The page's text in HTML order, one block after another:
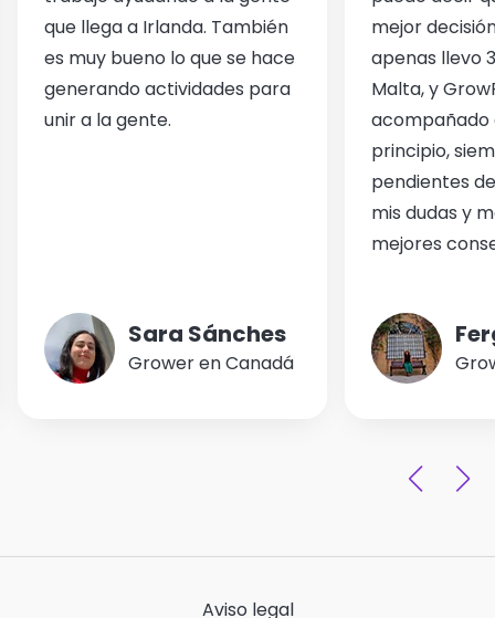
que llega a Irlanda. También
es muy bueno lo que se hace
generando actividades para
unir a la gente.
Sara Sánches
Grower en Canadá
mejor
apenas llevo
Malta, y
acompañado
principio,
pendientes
mis dudas y
mejores
Aviso legal